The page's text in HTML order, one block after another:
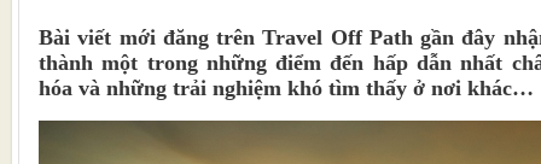
Bài viết mới đăng trên Travel Off Path gần đây
thành một trong những điểm đến hấp dẫn nhất
hóa và những trải nghiệm khó tìm thấy ở nơi khác…